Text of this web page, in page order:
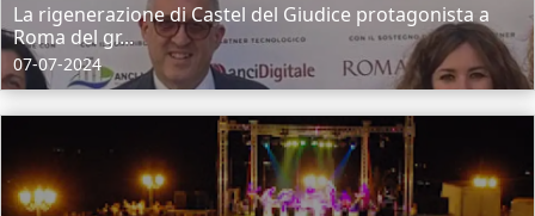
La rigenerazione di Castel del Giudice protagonista a
Roma del gr...
07-07-2024